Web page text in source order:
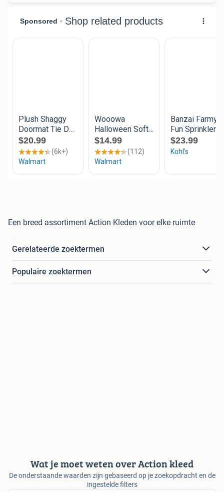
Een breed assortiment Action Kleden voor elke ruimte
Gerelateerde zoektermen
Populaire zoektermen
Wat je moet weten over Action kleed
De onderstaande waarden zijn gebaseerd op je zoekopdracht en de
ingestelde filters